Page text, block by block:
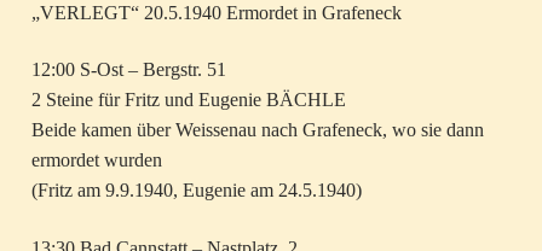
„VERLEGT“ 20.5.1940 Ermordet in Grafeneck
12:00 S-Ost – Bergstr. 51
2 Steine für Fritz und Eugenie BÄCHLE
Beide kamen über Weissenau nach Grafeneck, wo sie dann
ermordet wurden
(Fritz am 9.9.1940, Eugenie am 24.5.1940)